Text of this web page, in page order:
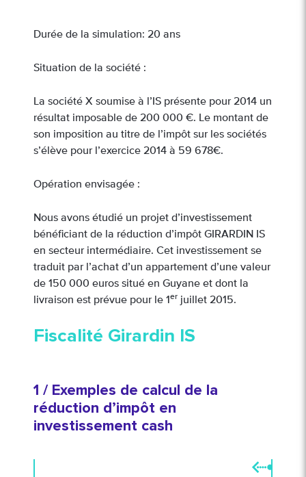
Durée de la simulation: 20 ans
Situation de la société :
La société X soumise à l’IS présente pour 2014 un
résultat imposable de 200 000 €. Le montant de
son imposition au titre de l’impôt sur les sociétés
s’élève pour l’exercice 2014 à 59 678€.
Opération envisagée :
Nous avons étudié un projet d’investissement
bénéficiant de la réduction d’impôt GIRARDIN IS
en secteur intermédiaire. Cet investissement se
traduit par l’achat d’un appartement d’une valeur
de 150 000 euros situé en Guyane et dont la
livraison est prévue pour le 1 er juillet 2015.
Fiscalité Girardin IS
1 / Exemples de calcul de la
réduction d’impôt en
investissement cash